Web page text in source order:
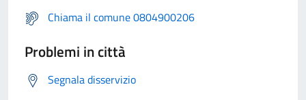
Chiama il comune 0804900206
Problemi in città
Segnala disservizio